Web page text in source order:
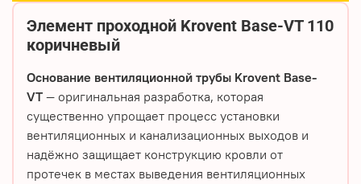
Элемент проходной Krovent Base-VT 110
коричневый
Основание вентиляционной трубы Krovent Base-
VT — оригинальная разработка, которая
существенно упрощает процесс установки
вентиляционных и канализационных выходов и
надёжно защищает конструкцию кровли от
протечек в местах выведения вентиляционных